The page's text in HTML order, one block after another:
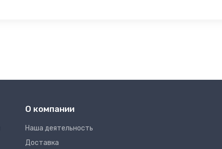
О компании
Наша деятельность
Доставка